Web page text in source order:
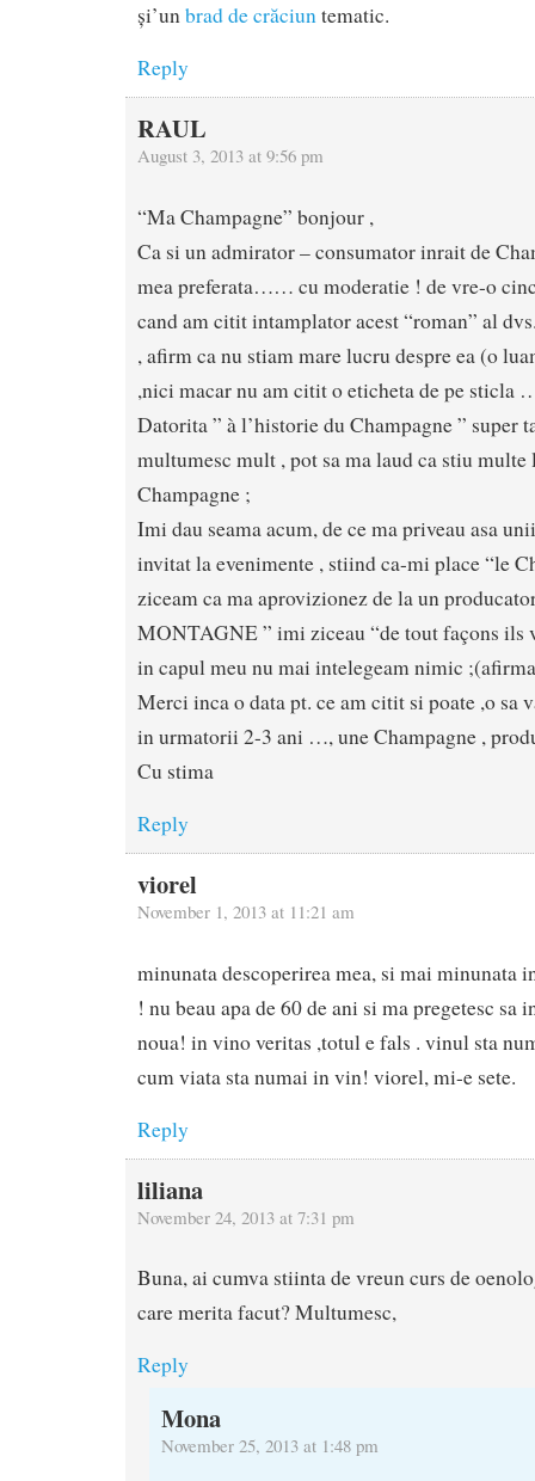
și’unbrad de crăciuntematic.
Reply
RAUL
August 3, 2013 at 9:56 pm
“Ma Champagne” bonjour ,
Ca si un admirator – consumator inrait de
mea preferata…… cu moderatie ! de vre-o
cand am citit intamplator acest “roman” al
, afirm ca nu stiam mare lucru despre ea (o
,nici macar nu am citit o eticheta de pe sticla
Datorita ” à l’historie du Champagne ” super
multumesc mult , pot sa ma laud ca stiu
Champagne ;
Imi dau seama acum, de ce ma priveau asa
invitat la evenimente , stiind ca-mi place “le
ziceam ca ma aprovizionez de la un
MONTAGNE ” imi ziceau “de tout façons ils
in capul meu nu mai intelegeam nimic
Merci inca o data pt. ce am citit si poate ,o sa
in urmatorii 2-3 ani …, une Champagne ,
Cu stima
Reply
viorel
November 1, 2013 at 11:21 am
minunata descoperirea mea, si mai minunata
! nu beau apa de 60 de ani si ma pregetesc sa
noua! in vino veritas ,totul e fals . vinul sta
cum viata sta numai in vin! viorel, mi-e sete.
Reply
liliana
November 24, 2013 at 7:31 pm
Buna, ai cumva stiinta de vreun curs de
care merita facut? Multumesc,
Reply
Mona
November 25, 2013 at 1:48 pm